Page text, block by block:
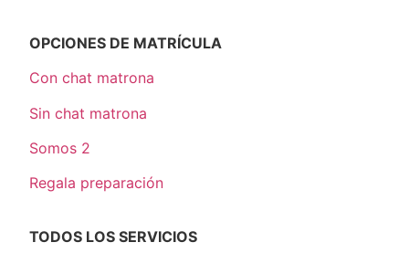
OPCIONES DE MATRÍCULA
Con chat matrona
Sin chat matrona
Somos 2
Regala preparación
TODOS LOS SERVICIOS